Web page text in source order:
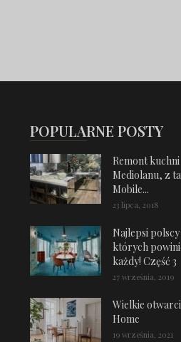
POPULARNE POSTY
Remont
Mediolanu, z
Mobile...
23 lipca, 2018
Najlepsi
których
każdy! Część 3
27 września, 2019
Wielkie
Home
19 września, 2021